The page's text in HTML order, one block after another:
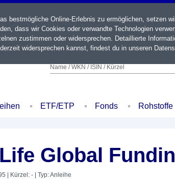
Name / WKN / ISIN / Kürzel
ETF/ETP Fonds Rohstoffe
Global
| Kürzel: - | Typ: Anleihe
bestmögliche Online-Erlebnis zu ermöglichen, setzen
dass wir Cookies oder verwandte Technologien
zustimmen oder widersprechen. Detaillierte
widersprechen kannst, findest du in unseren